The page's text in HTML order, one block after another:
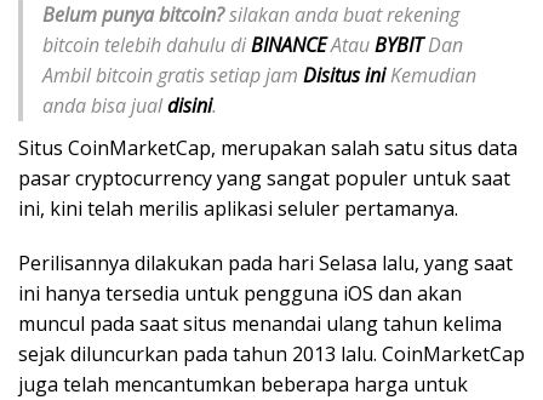
Belum punya bitcoin?silakan anda buat rekening
bitcoin telebih dahulu diBINANCEAtauBYBITDan
Ambil bitcoin gratis setiap jam Disitus iniKemudian
anda bisa jualdisini.
Situs CoinMarketCap, merupakan salah satu situs data
pasar cryptocurrency yang sangat populer untuk saat
ini, kini telah merilis aplikasi seluler pertamanya.
Perilisannya dilakukan pada hari Selasa lalu, yang saat
ini hanya tersedia untuk pengguna iOS dan akan
muncul pada saat situs menandai ulang tahun kelima
sejak diluncurkan pada tahun 2013 lalu. CoinMarketCap
juga telah mencantumkan beberapa harga untuk